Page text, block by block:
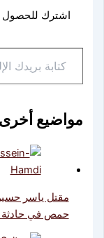
اشترك للحصول
بريدك
الإلكتروني...
مواضيع
مقتل ياسر
حمص في حادثة